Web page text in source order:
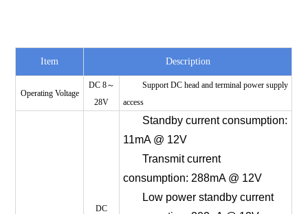
Item Description
Operating Voltage
DC 8～
28V
Support DC head and terminal power supply
access
DC
Standby current consumption:
11mA @ 12V
Transmit current
consumption: 288mA @ 12V
Low power standby current